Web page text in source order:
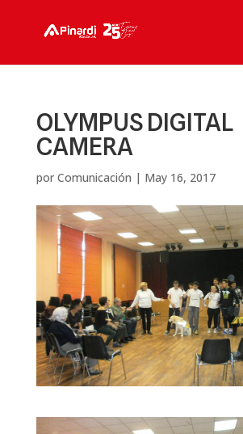
OLYMPUS DIGITAL
CAMERA
por Comunicación | May 16, 2017